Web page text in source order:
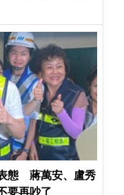
態 蔣萬安、盧秀
要再吵了